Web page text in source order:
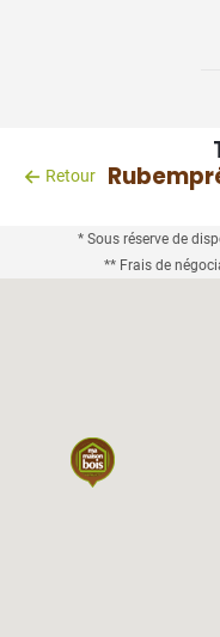
Retour
* Sous réserve de
** Frais de